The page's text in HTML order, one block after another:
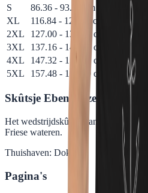
S
86.36 - 93.98 cm 71.12 cm
XL
116.84 - 124.46 cm 78.74 cm
2XL
127.00 - 134.62 cm 81.28 cm
3XL
137.16 - 144.78 cm
4XL
147.32 - 154.94 cm 86.36 cm
5XL
157.48 - 165.10 cm 88.90 cm
Skûtsje Ebenhaëzer
Het wedstrijdskûtsje van Dokkum!
Friese wateren.
Thuishaven: Dokkum
Pagina's